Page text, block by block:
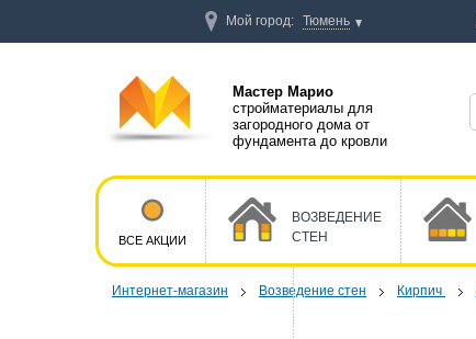
Интернет-магазин Возведение стен Кирпич
Мастер Марио
стройматериалы для
загородного дома от
фундамента до кровли
ВСЕ АКЦИИ
ВОЗВЕДЕНИЕ
СТЕН
Мой город: Тюмень